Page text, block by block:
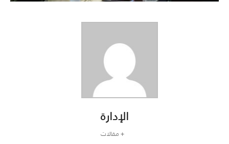
الإدارة
+ مقالات